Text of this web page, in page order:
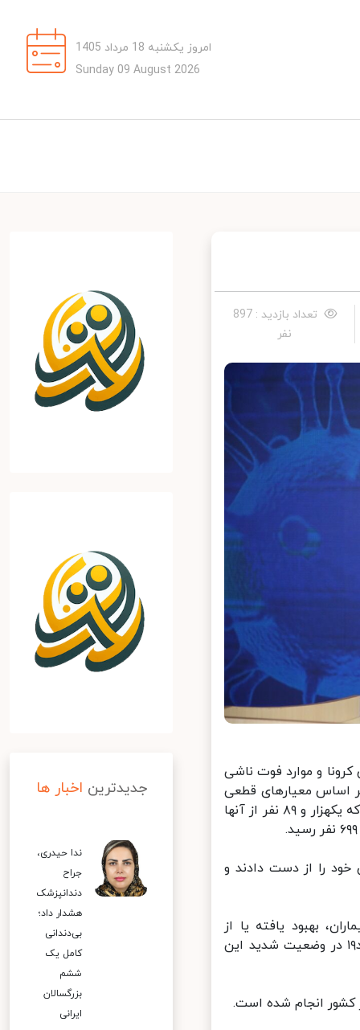
امروز یکشنبه 18 مرداد 1405
Sunday 09 August 2026
تعداد بازدید : 897
نفر
و موارد فوت ناشی
در کشور بیان کرد: از دیروز تا امروز ۲۲ مرداد ۱۳۹۹ و بر اساس معیارهای قطعی
تشخیصی، دو هزار و ۵۱۰ بیمار جدید مبتلا به کووید۱۹ در کشور شناسایی شد که یکهزار و ۸۹ نفر از آنها
در طول ۲۴ ساعت گذشته، ۱۸۸ بیمار کووید۱۹ جان خود را از دست دادند و
تاکنون ۲۹۰ هزار و ۲۴۴ نفر از بیماران، بهبود یافته یا از
بیمارستان‌ها ترخیص شده‌اند. همچنین ۳۹۴۰ نفر از بیماران مبتلا به کووید۱۹ در وضعیت شدید این
جدیدترین اخبار ها
ندا حیدری،
جراح
دندانپزشک
هشدار داد؛
بی‌دندانی
کامل یک
ششم
بزرگسالان
ایرانی